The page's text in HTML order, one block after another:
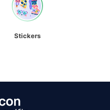
Stickers